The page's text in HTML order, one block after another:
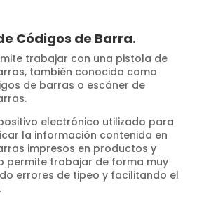
Códigos de Barra.
trabajar con una pistola de
también conocida como
de barras o escáner de
electrónico utilizado para
la información contenida en
impresos en productos y
permite trabajar de forma muy
errores de tipeo y facilitando el